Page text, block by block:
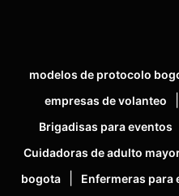
modelos de protocolo
empresas de volanteo
Brigadisas para eventos
Cuidadoras de adulto
bogota
Enfermeras para